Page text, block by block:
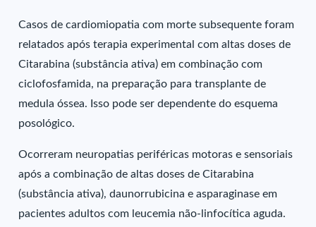
Casos de cardiomiopatia com morte subsequente foram
relatados após terapia experimental com altas doses de
Citarabina (substância ativa) em combinação com
ciclofosfamida, na preparação para transplante de
medula óssea. Isso pode ser dependente do esquema
posológico.
Ocorreram neuropatias periféricas motoras e sensoriais
após a combinação de altas doses de Citarabina
(substância ativa), daunorrubicina e asparaginase em
pacientes adultos com leucemia não-linfocítica aguda.